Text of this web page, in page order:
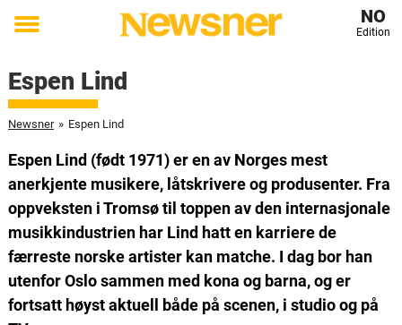
Toggle
NO
Edition
Espen Lind
Newsner » Espen Lind
Espen Lind (født 1971) er en av Norges mest
anerkjente musikere, låtskrivere og produsenter. Fra
oppveksten i Tromsø til toppen av den internasjonale
musikkindustrien har Lind hatt en karriere de
færreste norske artister kan matche. I dag bor han
utenfor Oslo sammen med kona og barna, og er
fortsatt høyst aktuell både på scenen, i studio og på